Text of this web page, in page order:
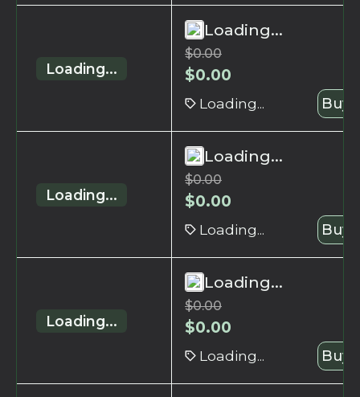
Loading...
Loading...
$0.00
$0.00
Loading... Buy
Loading...
Loading...
$0.00
$0.00
Loading... Buy
Loading...
Loading...
$0.00
$0.00
Loading... Buy